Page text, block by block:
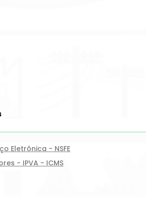
Eletrônica - NSFE
- IPVA - ICMS